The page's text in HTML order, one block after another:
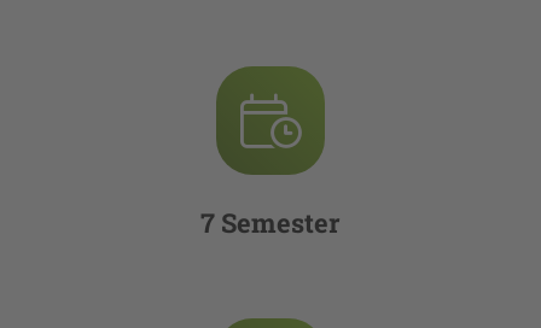
7 Semester